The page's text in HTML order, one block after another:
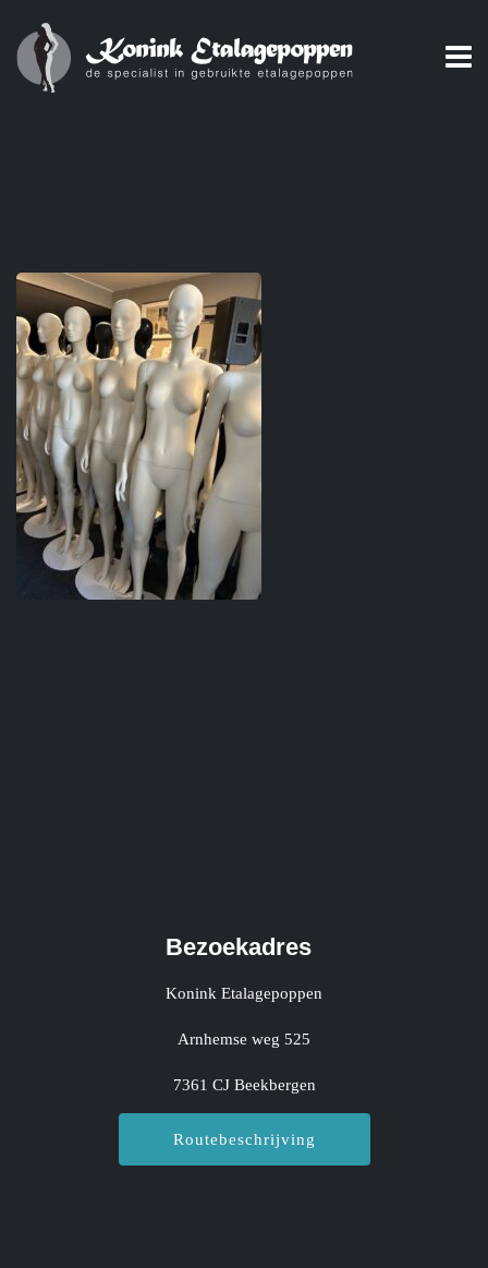
Bezoekadres
Konink Etalagepoppen
Arnhemse weg 525
7361 CJ Beekbergen
Routebeschrijving